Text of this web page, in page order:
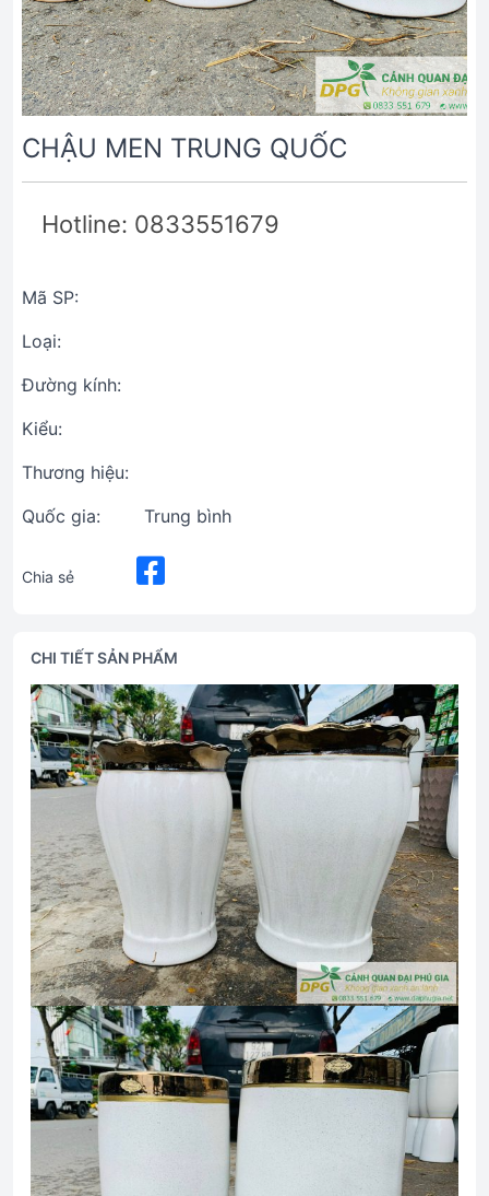
CHẬU MEN TRUNG QUỐC
Hotline: 0833551679
Mã SP:
Loại:
Đường kính:
Kiểu:
Thương hiệu:
Quốc gia:
Trung bình
Chia sẻ
CHI TIẾT SẢN PHẨM